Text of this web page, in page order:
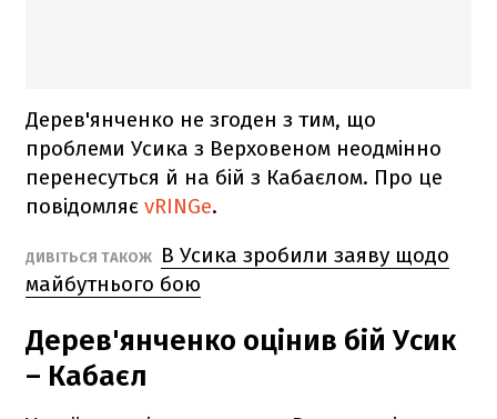
Дерев'янченко не згоден з тим, що
проблеми Усика з Верховеном неодмінно
перенесуться й на бій з Кабаєлом. Про це
повідомляє vRINGe.
ДИВІТЬСЯ ТАКОЖ
В Усика зробили заяву щодо
майбутнього бою
Дерев'янченко оцінив бій Усик
– Кабаєл